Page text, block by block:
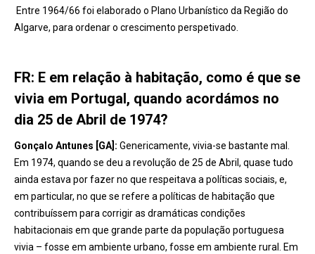
Entre 1964/66 foi elaborado o Plano Urbanístico da Região do
Algarve, para ordenar o crescimento perspetivado.
FR: E em relação à habitação, como é que se
vivia em Portugal, quando acordámos no
dia 25 de Abril de 1974?
Gonçalo Antunes [GA]: Genericamente, vivia-se bastante mal.
Em 1974, quando se deu a revolução de 25 de Abril, quase tudo
ainda estava por fazer no que respeitava a políticas sociais, e,
em particular, no que se refere a políticas de habitação que
contribuíssem para corrigir as dramáticas condições
habitacionais em que grande parte da população portuguesa
vivia – fosse em ambiente urbano, fosse em ambiente rural. Em